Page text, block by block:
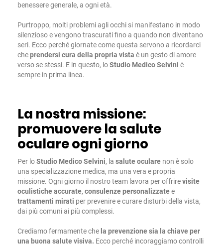
benessere generale, a ogni età.
Purtroppo, molti problemi agli occhi si manifestano in modo
silenzioso e vengono trascurati fino a quando non diventano
seri. Ecco perché giornate come questa servono a ricordarci
cheprendersi cura della propria vista è un gesto di amore
verso se stessi. E in questo, loStudio Medico Selvini è
sempre in prima linea.
La nostra missione:
promuovere la salute
oculare ogni giorno
Per loStudio Medico Selvini, la salute oculare non è solo
una specializzazione medica, ma una vera e propria
missione. Ogni giorno il nostro team lavora per offrirevisite
oculisticheaccurate, consulenze personalizzatee
trattamenti mirati per prevenire e curare disturbi della vista,
dai più comuni ai più complessi.
Crediamo fermamente che la prevenzione sia la chiave per
una buona salute visiva. Ecco perché incoraggiamo controlli